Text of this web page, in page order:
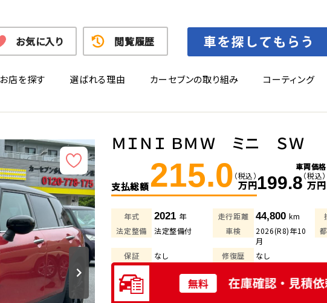
お店を探す 選ばれる理由 カーセブンの取り組み コーティング
お気に入り 閲覧履歴
ＭＩＮＩ ＢＭＷ ミニ ＳＷ
支払総額215.0 （税込）
万円
車両価格
199.8（税込）
万円
年式 2021 年 走行距離 44,800km
法定整備
法定整備付 車検
2026(R8)年10
月
保証 なし 修復歴 なし